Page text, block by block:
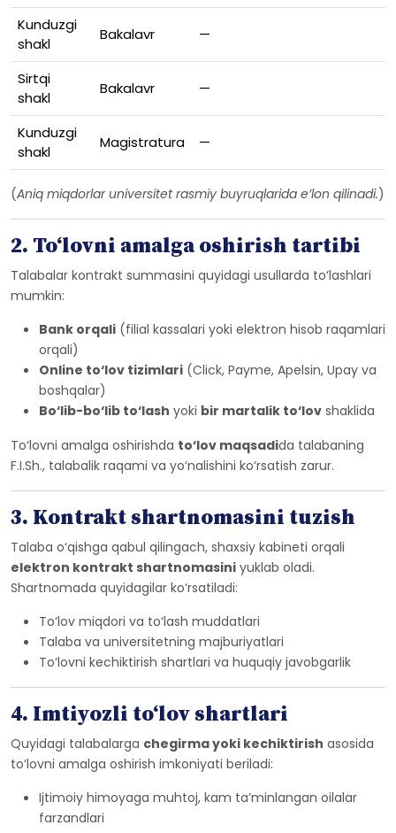
Kunduzgi
shakl
Bakalavr —
Sirtqi
shakl
Bakalavr —
Kunduzgi
shakl
Magistratura —
(Aniq miqdorlar universitet rasmiy buyruqlarida e’lon qilinadi.)
2. To‘lovni amalga oshirish tartibi
Talabalar kontrakt summasini quyidagi usullarda to‘lashlari
mumkin:
Bank orqali (filial kassalari yoki elektron hisob raqamlari
orqali)
Online to‘lov tizimlari (Click, Payme, Apelsin, Upay va
boshqalar)
Bo‘lib-bo‘lib to‘lash yoki bir martalik to‘lov shaklida
To‘lovni amalga oshirishda to‘lov maqsadida talabaning
F.I.Sh., talabalik raqami va yo‘nalishini ko‘rsatish zarur.
3. Kontrakt shartnomasini tuzish
Talaba o‘qishga qabul qilingach, shaxsiy kabineti orqali
elektron kontrakt shartnomasini yuklab oladi.
Shartnomada quyidagilar ko‘rsatiladi:
To‘lov miqdori va to‘lash muddatlari
Talaba va universitetning majburiyatlari
To‘lovni kechiktirish shartlari va huquqiy javobgarlik
4. Imtiyozli to‘lov shartlari
Quyidagi talabalarga chegirma yoki kechiktirish asosida
to‘lovni amalga oshirish imkoniyati beriladi:
Ijtimoiy himoyaga muhtoj, kam ta’minlangan oilalar
farzandlari